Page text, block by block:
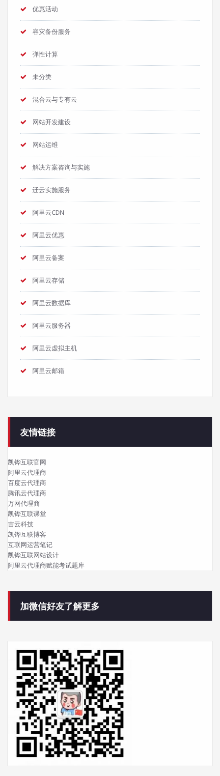
优惠活动
容灾备份服务
弹性计算
未分类
混合云与专有云
网站开发建设
网站运维
解决方案咨询与实施
迁云实施服务
阿里云CDN
阿里云优惠
阿里云备案
阿里云存储
阿里云数据库
阿里云服务器
阿里云虚拟主机
阿里云邮箱
友情链接
凯铧互联官网
阿里云代理商
百度云代理商
腾讯云代理商
万网代理商
凯铧互联课堂
吉云科技
凯铧互联博客
互联网运营笔记
凯铧互联网站设计
阿里云代理商赋能考试题库
加微信好友了解更多